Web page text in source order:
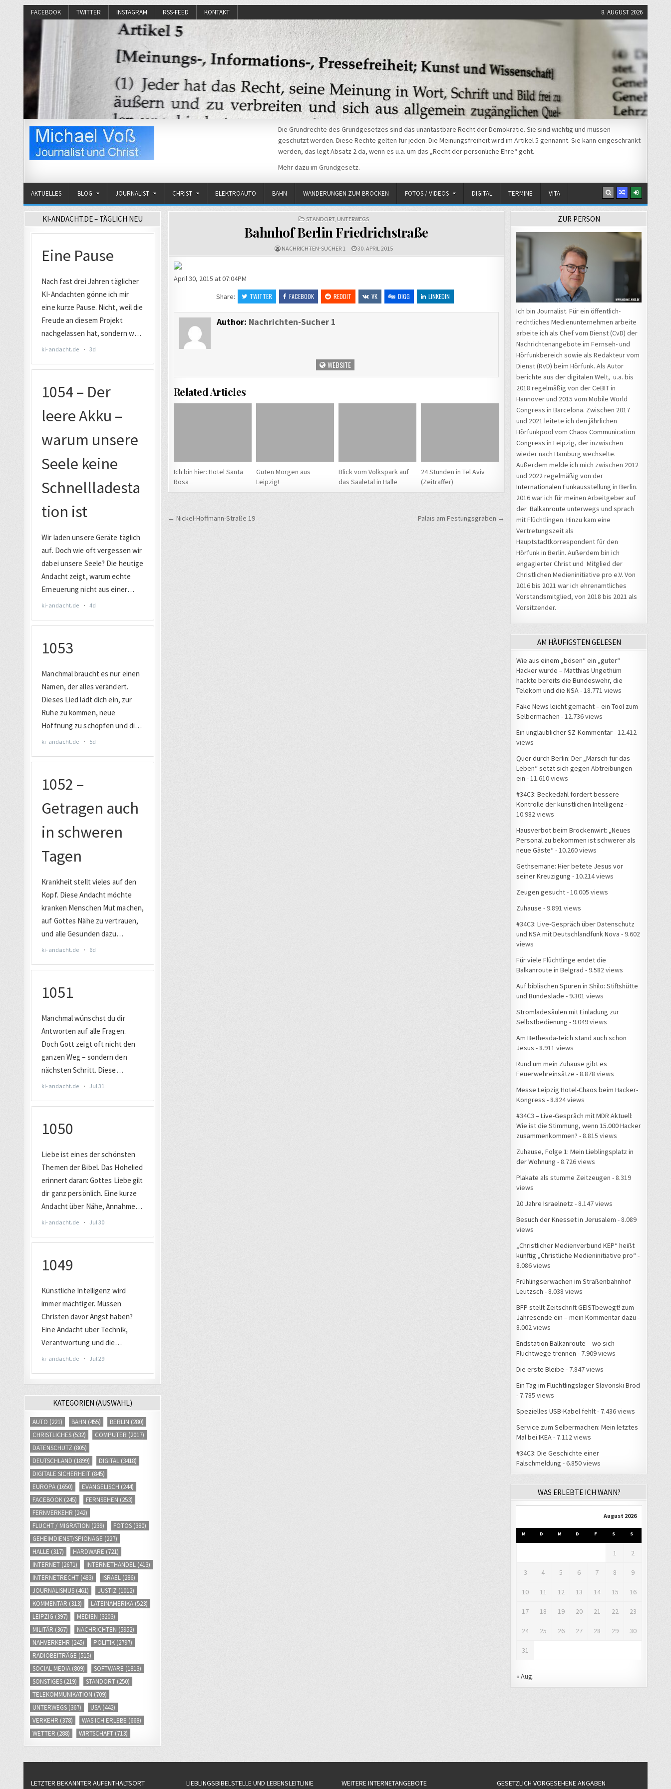
FACEBOOK TWITTER INSTAGRAM RSS-FEED KONTAKT 8. AUGUST 2026
Die Grundrechte des Grundgesetzes sind das unantastbare Recht der Demokratie. Sie sind wichtig und müssen
geschützt werden. Diese Rechte gelten für jeden. Die Meinungsfreiheit wird im Artikel 5 gennannt. Sie kann eingeschränkt
werden, das legt Absatz 2 da, wenn es u.a. um das „Recht der persönliche Ehre“ geht.
Mehr dazu im Grundgesetz.
AKTUELLES BLOG JOURNALIST CHRIST ELEKTROAUTO BAHN WANDERUNGEN ZUM BROCKEN FOTOS / VIDEOS DIGITAL TERMINE VITA
POSTED
STANDORT, UNTERWEGS
Bahnhof Berlin Friedrichstraße
NACHRICHTEN-SUCHER 1 30. APRIL 2015
April 30, 2015 at 07:04PM
Share:
TWITTER FACEBOOK REDDIT VK DIGG LINKEDIN
Author: Nachrichten-Sucher 1
WEBSITE
Related Articles
Ich bin hier: Hotel Santa
Rosa
Guten Morgen aus
Leipzig!
Blick vom Volkspark auf
das Saaletal in Halle
24 Stunden in Tel Aviv
(Zeitraffer)
Beitragsnavigation Palais am Festungsgraben →
← Nickel-Hoffmann-Straße 19
KI-ANDACHT.DE – TÄGLICH NEU
KATEGORIEN (AUSWAHL)
AUTO (221) BAHN (455) BERLIN (280)
CHRISTLICHES (532) COMPUTER (2017)
DATENSCHUTZ (805)
DEUTSCHLAND (1899) DIGITAL (3418)
DIGITALE SICHERHEIT (845)
EUROPA (1650) EVANGELISCH (244)
FACEBOOK (245) FERNSEHEN (253)
FERNVERKEHR (242)
FLUCHT / MIGRATION (239) FOTOS (380)
GEHEIMDIENST/SPIONAGE (227)
HALLE (317) HARDWARE (721)
INTERNET (2671) INTERNETHANDEL (413)
INTERNETRECHT (483) ISRAEL (286)
JOURNALISMUS (461) JUSTIZ (1012)
KOMMENTAR (313) LATEINAMERIKA (523)
LEIPZIG (397) MEDIEN (3203)
MILITÄR (367) NACHRICHTEN (5952)
NAHVERKEHR (245) POLITIK (2797)
RADIOBEITRÄGE (515)
SOCIAL MEDIA (809) SOFTWARE (1813)
SONSTIGES (219) STANDORT (250)
TELEKOMMUNIKATION (709)
UNTERWEGS (367) USA (442)
VERKEHR (378) WAS ICH ERLEBE (668)
WETTER (288) WIRTSCHAFT (713)
ZUR PERSON
Ich bin Journalist. Für ein öffentlich-
rechtliches Medienunternehmen arbeite
arbeite ich als Chef vom Dienst (CvD) der
Nachrichtenangebote im Fernseh- und
Hörfunkbereich sowie als Redakteur vom
Dienst (RvD) beim Hörfunk. Als Autor
berichte aus der digitalen Welt, u.a. bis
2018 regelmäßig von der CeBIT in
Hannover und 2015 vom Mobile World
Congress in Barcelona. Zwischen 2017
und 2021 leitete ich den jährlichen
Hörfunkpool vom Chaos Communication
Congress in Leipzig, der inzwischen
wieder nach Hamburg wechselte.
Außerdem melde ich mich zwischen 2012
und 2022 regelmäßig von der
Internationalen Funkausstellung in Berlin.
2016 war ich für meinen Arbeitgeber auf
der Balkanroute unterwegs und sprach
mit Flüchtlingen. Hinzu kam eine
Vertretungszeit als
Hauptstadtkorrespondent für den
Hörfunk in Berlin. Außerdem bin ich
engagierter Christ und Mitglied der
Christlichen Medieninitiative pro e.V. Von
2016 bis 2021 war ich ehrenamtliches
Vorstandsmitglied, von 2018 bis 2021 als
Vorsitzender.
AM HÄUFIGSTEN GELESEN
Wie aus einem „bösen“ ein „guter“
Hacker wurde – Matthias Ungethüm
hackte bereits die Bundeswehr, die
Telekom und die NSA - 18.771 views
Fake News leicht gemacht – ein Tool zum
Selbermachen - 12.736 views
Ein unglaublicher SZ-Kommentar- 12.412
views
Quer durch Berlin: Der „Marsch für das
Leben“ setzt sich gegen Abtreibungen
ein - 11.610 views
#34C3: Beckedahl fordert bessere
Kontrolle der künstlichen Intelligenz -
10.982 views
Hausverbot beim Brockenwirt: „Neues
Personal zu bekommen ist schwerer als
neue Gäste“ - 10.260 views
Gethsemane: Hier betete Jesus vor
seiner Kreuzigung - 10.214 views
Zeugen gesucht- 10.005 views
Zuhause - 9.891 views
#34C3: Live-Gespräch über Datenschutz
und NSA mit Deutschlandfunk Nova - 9.602
views
Für viele Flüchtlinge endet die
Balkanroute in Belgrad - 9.582 views
Auf biblischen Spuren in Shilo: Stiftshütte
und Bundeslade - 9.301 views
Stromladesäulen mit Einladung zur
Selbstbedienung - 9.049 views
Am Bethesda-Teich stand auch schon
Jesus - 8.911 views
Rund um mein Zuhause gibt es
Feuerwehreinsätze - 8.878 views
Messe Leipzig Hotel-Chaos beim Hacker-
Kongress - 8.824 views
#34C3 – Live-Gespräch mit MDR Aktuell:
Wie ist die Stimmung, wenn 15.000 Hacker
zusammenkommen? - 8.815 views
Zuhause, Folge 1: Mein Lieblingsplatz in
der Wohnung - 8.726 views
Plakate als stumme Zeitzeugen - 8.319
views
20 Jahre Israelnetz - 8.147 views
Besuch der Knesset in Jerusalem - 8.089
views
„Christlicher Medienverbund KEP“ heißt
künftig „Christliche Medieninitiative pro“ -
8.086 views
Frühlingserwachen im Straßenbahnhof
Leutzsch - 8.038 views
BFP stellt Zeitschrift GEISTbewegt! zum
Jahresende ein – mein Kommentar dazu -
8.002 views
Endstation Balkanroute – wo sich
Fluchtwege trennen - 7.909 views
Die erste Bleibe - 7.847 views
Ein Tag im Flüchtlingslager Slavonski Brod
- 7.785 views
Spezielles USB-Kabel fehlt- 7.436 views
Service zum Selbermachen: Mein letztes
Mal bei IKEA - 7.112 views
#34C3: Die Geschichte einer
Falschmeldung - 6.850 views
WAS ERLEBTE ICH WANN?
August 2026
M D M D F S S
1 2
3 4 5 6 7 8 9
10 11 12 13 14 15 16
17 18 19 20 21 22 23
24 25 26 27 28 29 30
31
« Aug.
LETZTER BEKANNTER AUFENTHALTSORT LIEBLINGSBIBELSTELLE UND LEBENSLEITLINIE WEITERE INTERNETANGEBOTE GESETZLICH VORGESEHENE ANGABEN